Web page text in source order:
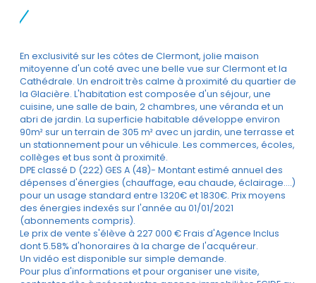
En exclusivité sur les côtes de Clermont, jolie maison
mitoyenne d'un coté avec une belle vue sur Clermont et la
Cathédrale. Un endroit très calme à proximité du quartier de
la Glacière. L'habitation est composée d'un séjour, une
cuisine, une salle de bain, 2 chambres, une véranda et un
abri de jardin. La superficie habitable développe environ
90m² sur un terrain de 305 m² avec un jardin, une terrasse et
un stationnement pour un véhicule. Les commerces, écoles,
collèges et bus sont à proximité.
DPE classé D (222) GES A (48)- Montant estimé annuel des
dépenses d'énergies (chauffage, eau chaude, éclairage....)
pour un usage standard entre 1320€ et 1830€. Prix moyens
des énergies indexés sur l'année au 01/01/2021
(abonnements compris).
Le prix de vente s'élève à 227 000 € Frais d'Agence Inclus
dont 5.58% d'honoraires à la charge de l'acquéreur.
Un vidéo est disponible sur simple demande.
Pour plus d'informations et pour organiser une visite,